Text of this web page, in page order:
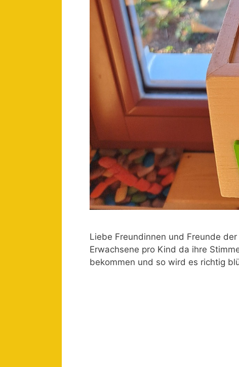
Liebe Freundinnen und Freunde
Erwachsene pro Kind da ihre
bekommen und so wird es richtig